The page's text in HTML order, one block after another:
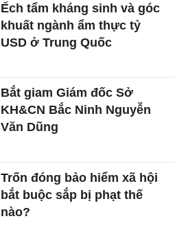
Ếch tẩm kháng sinh và góc
khuất ngành ẩm thực tỷ
USD ở Trung Quốc
Bắt giam Giám đốc Sở
KH&CN Bắc Ninh Nguyễn
Văn Dũng
Trốn đóng bảo hiểm xã hội
bắt buộc sắp bị phạt thế
nào?